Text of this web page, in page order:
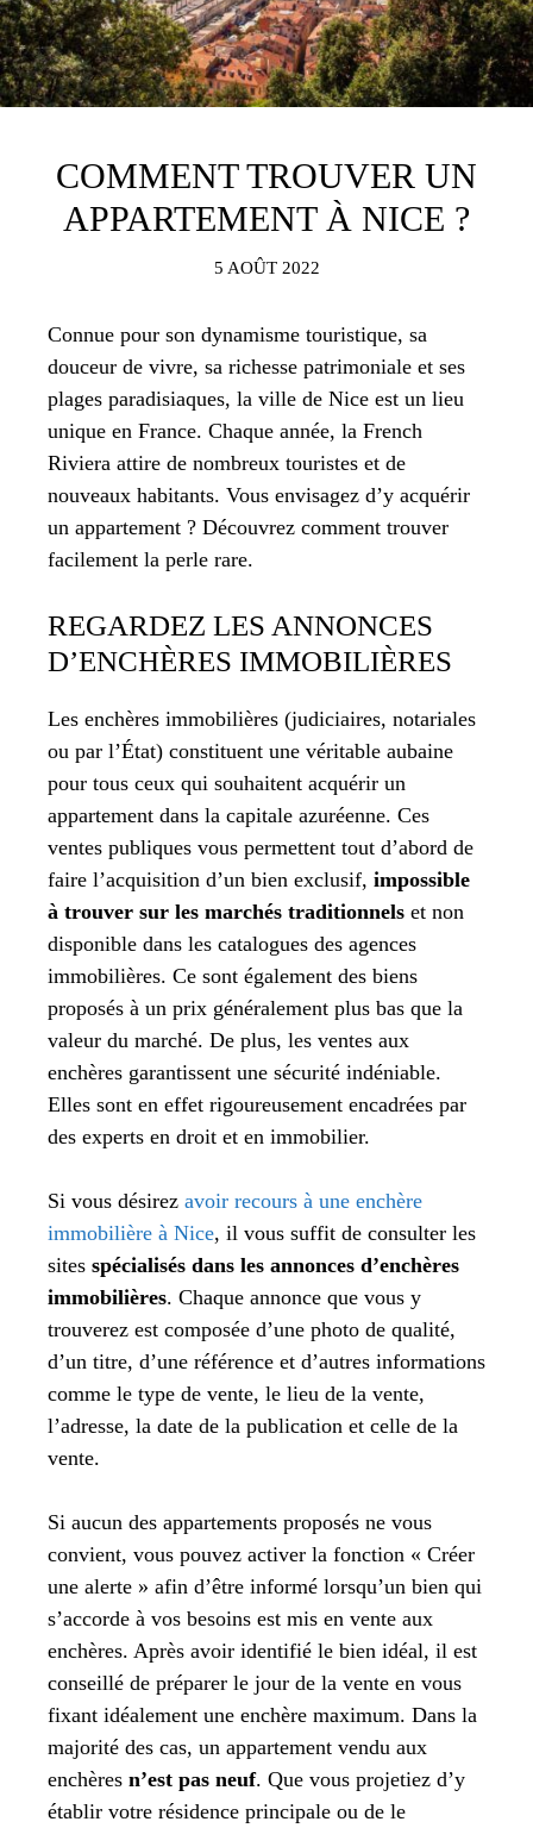
COMMENT TROUVER UN
APPARTEMENT À NICE ?
5 AOÛT 2022
Connue pour son dynamisme touristique, sa
douceur de vivre, sa richesse patrimoniale et ses
plages paradisiaques, la ville de Nice est un lieu
unique en France. Chaque année, la French
Riviera attire de nombreux touristes et de
nouveaux habitants. Vous envisagez d’y acquérir
un appartement ? Découvrez comment trouver
facilement la perle rare.
REGARDEZ LES ANNONCES
D’ENCHÈRES IMMOBILIÈRES
Les enchères immobilières (judiciaires, notariales
ou par l’État) constituent une véritable aubaine
pour tous ceux qui souhaitent acquérir un
appartement dans la capitale azuréenne. Ces
ventes publiques vous permettent tout d’abord de
faire l’acquisition d’un bien exclusif, impossible
à trouver sur les marchés traditionnels et non
disponible dans les catalogues des agences
immobilières. Ce sont également des biens
proposés à un prix généralement plus bas que la
valeur du marché. De plus, les ventes aux
enchères garantissent une sécurité indéniable.
Elles sont en effet rigoureusement encadrées par
des experts en droit et en immobilier.
Si vous désirez avoir recours à une enchère
immobilière à Nice, il vous suffit de consulter les
sites spécialisés dans les annonces d’enchères
immobilières. Chaque annonce que vous y
trouverez est composée d’une photo de qualité,
d’un titre, d’une référence et d’autres informations
comme le type de vente, le lieu de la vente,
l’adresse, la date de la publication et celle de la
vente.
Si aucun des appartements proposés ne vous
convient, vous pouvez activer la fonction « Créer
une alerte » afin d’être informé lorsqu’un bien qui
s’accorde à vos besoins est mis en vente aux
enchères. Après avoir identifié le bien idéal, il est
conseillé de préparer le jour de la vente en vous
fixant idéalement une enchère maximum. Dans la
majorité des cas, un appartement vendu aux
enchères n’est pas neuf. Que vous projetiez d’y
établir votre résidence principale ou de le